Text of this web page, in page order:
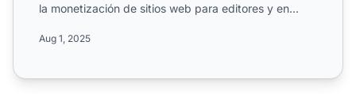
la monetización de sitios web para editores y en
Aug 1, 2025